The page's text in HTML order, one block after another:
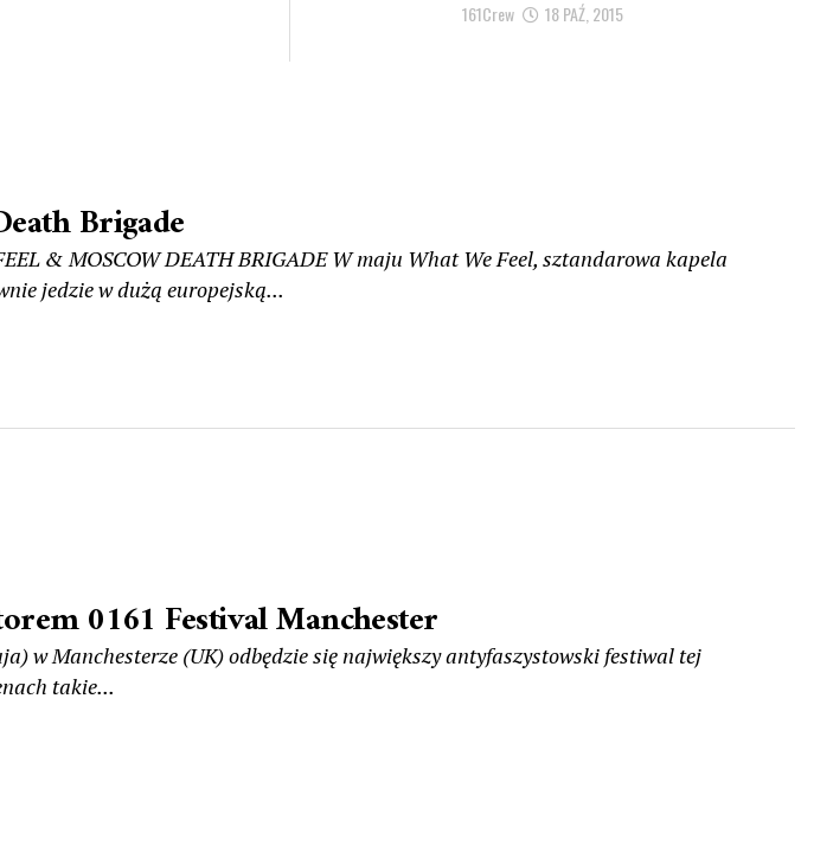
161Crew 18 PAŹ, 2015
Brigade
& MOSCOW DEATH BRIGADE W maju What We Feel, sztandarowa kapela
jedzie w dużą europejską...
0161 Festival Manchester
w Manchesterze (UK) odbędzie się największy antyfaszystowski festiwal tej
takie...